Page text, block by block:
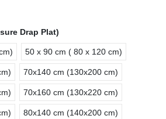
Drap Plat)
50 x 90 cm ( 80 x 120 cm)
70x140 cm (130x200 cm)
70x160 cm (130x220 cm)
80x140 cm (140x200 cm)